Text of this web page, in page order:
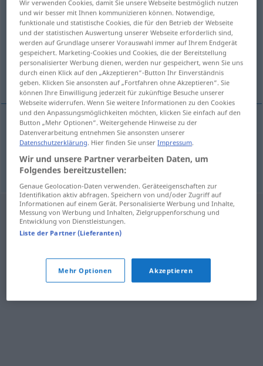
zafiyet [ɑː] <-ti >
Übersicht aller Übersetzungen
(Für mehr Details die Übersetzung anklicken/antippen)
Schwäche, Asthenie
Schwäche F zafiyet OBS
Asthenie F zafiyet MED
Wir verwenden Cookies, damit Sie unsere Webseite bestmöglich nutzen
und wir besser mit Ihnen kommunizieren können. Notwendige,
funktionale und statistische Cookies, die für den Betrieb der Webseite
und der statistischen Auswertung unserer Webseite erforderlich sind,
werden auf Grundlage unserer Vorauswahl immer auf Ihrem Endgerät
gespeichert. Marketing-Cookies und Cookies, die der Bereitstellung
personalisierter Werbung dienen, werden nur gespeichert, wenn Sie uns
durch einen Klick auf den „Akzeptieren“-Button Ihr Einverständnis
geben. Klicken Sie ansonsten auf „Fortfahren ohne Akzeptieren“. Sie
können Ihre Einwilligung jederzeit für zukünftige Besuche unserer
Webseite widerrufen. Wenn Sie weitere Informationen zu den Cookies
und den Anpassungsmöglichkeiten möchten, klicken Sie einfach auf den
Button „Mehr Optionen“. Weitergehende Hinweise zu der
Datenverarbeitung entnehmen Sie ansonsten unserer
Datenschutzerklärung. Hier finden Sie unserImpressum.
Wir und unsere Partner verarbeiten Daten, um
Folgendes bereitzustellen:
Genaue Geolocation-Daten verwenden. Geräteeigenschaften zur
Identifikation aktiv abfragen. Speichern von und/oder Zugriff auf
Informationen auf einem Gerät. Personalisierte Werbung und Inhalte,
Messung von Werbung und Inhalten, Zielgruppenforschung und
Entwicklung von Dienstleistungen.
Liste der Partner (Lieferanten)
Mehr Optionen Akzeptieren